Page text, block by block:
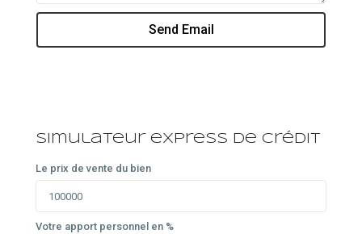
Simulateur express de crédit
Le prix de vente du bien
Votre apport personnel en %